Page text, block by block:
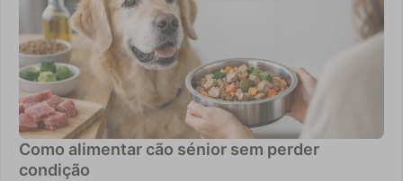
Como alimentar cão sénior sem perder
condição